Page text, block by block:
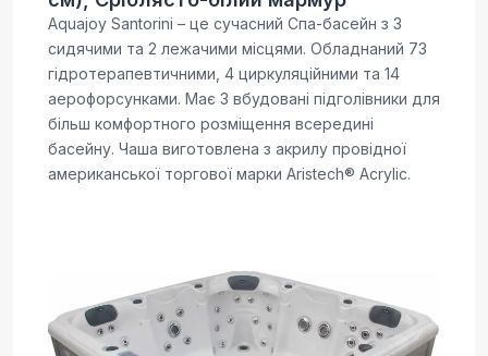
Aquajoy Santorini – це сучасний Спа-басейн з 3
сидячими та 2 лежачими місцями. Обладнаний 73
гідротерапевтичними, 4 циркуляційними та 14
аерофорсунками. Має 3 вбудовані підголівники для
більш комфортного розміщення всередині
басейну. Чаша виготовлена з акрилу провідної
американської торгової марки Aristech® Acrylic.